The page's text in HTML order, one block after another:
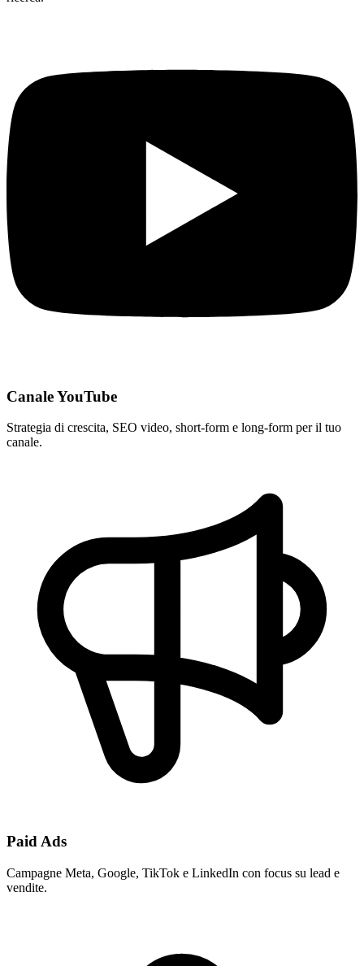
Canale YouTube
Strategia di crescita, SEO video, short-form e long-form per il tuo
canale.
Paid Ads
Campagne Meta, Google, TikTok e LinkedIn con focus su lead e
vendite.